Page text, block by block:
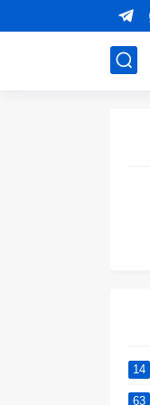
14
63